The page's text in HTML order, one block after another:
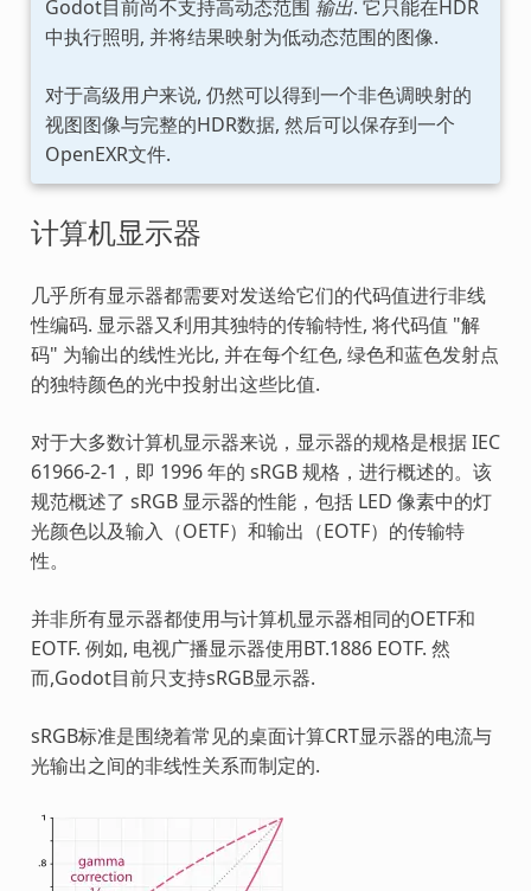
Godot目前尚不支持高动态范围 输出. 它只能在HDR
中执行照明, 并将结果映射为低动态范围的图像.
对于高级用户来说, 仍然可以得到一个非色调映射的
视图图像与完整的HDR数据, 然后可以保存到一个
OpenEXR文件.
计算机显示器
几乎所有显示器都需要对发送给它们的代码值进行非线
性编码. 显示器又利用其独特的传输特性, 将代码值 "解
码" 为输出的线性光比, 并在每个红色, 绿色和蓝色发射点
的独特颜色的光中投射出这些比值.
对于大多数计算机显示器来说，显示器的规格是根据 IEC
61966-2-1，即 1996 年的 sRGB 规格，进行概述的。该
规范概述了 sRGB 显示器的性能，包括 LED 像素中的灯
光颜色以及输入（OETF）和输出（EOTF）的传输特
性。
并非所有显示器都使用与计算机显示器相同的OETF和
EOTF. 例如, 电视广播显示器使用BT.1886 EOTF. 然
而,Godot目前只支持sRGB显示器.
sRGB标准是围绕着常见的桌面计算CRT显示器的电流与
光输出之间的非线性关系而制定的.